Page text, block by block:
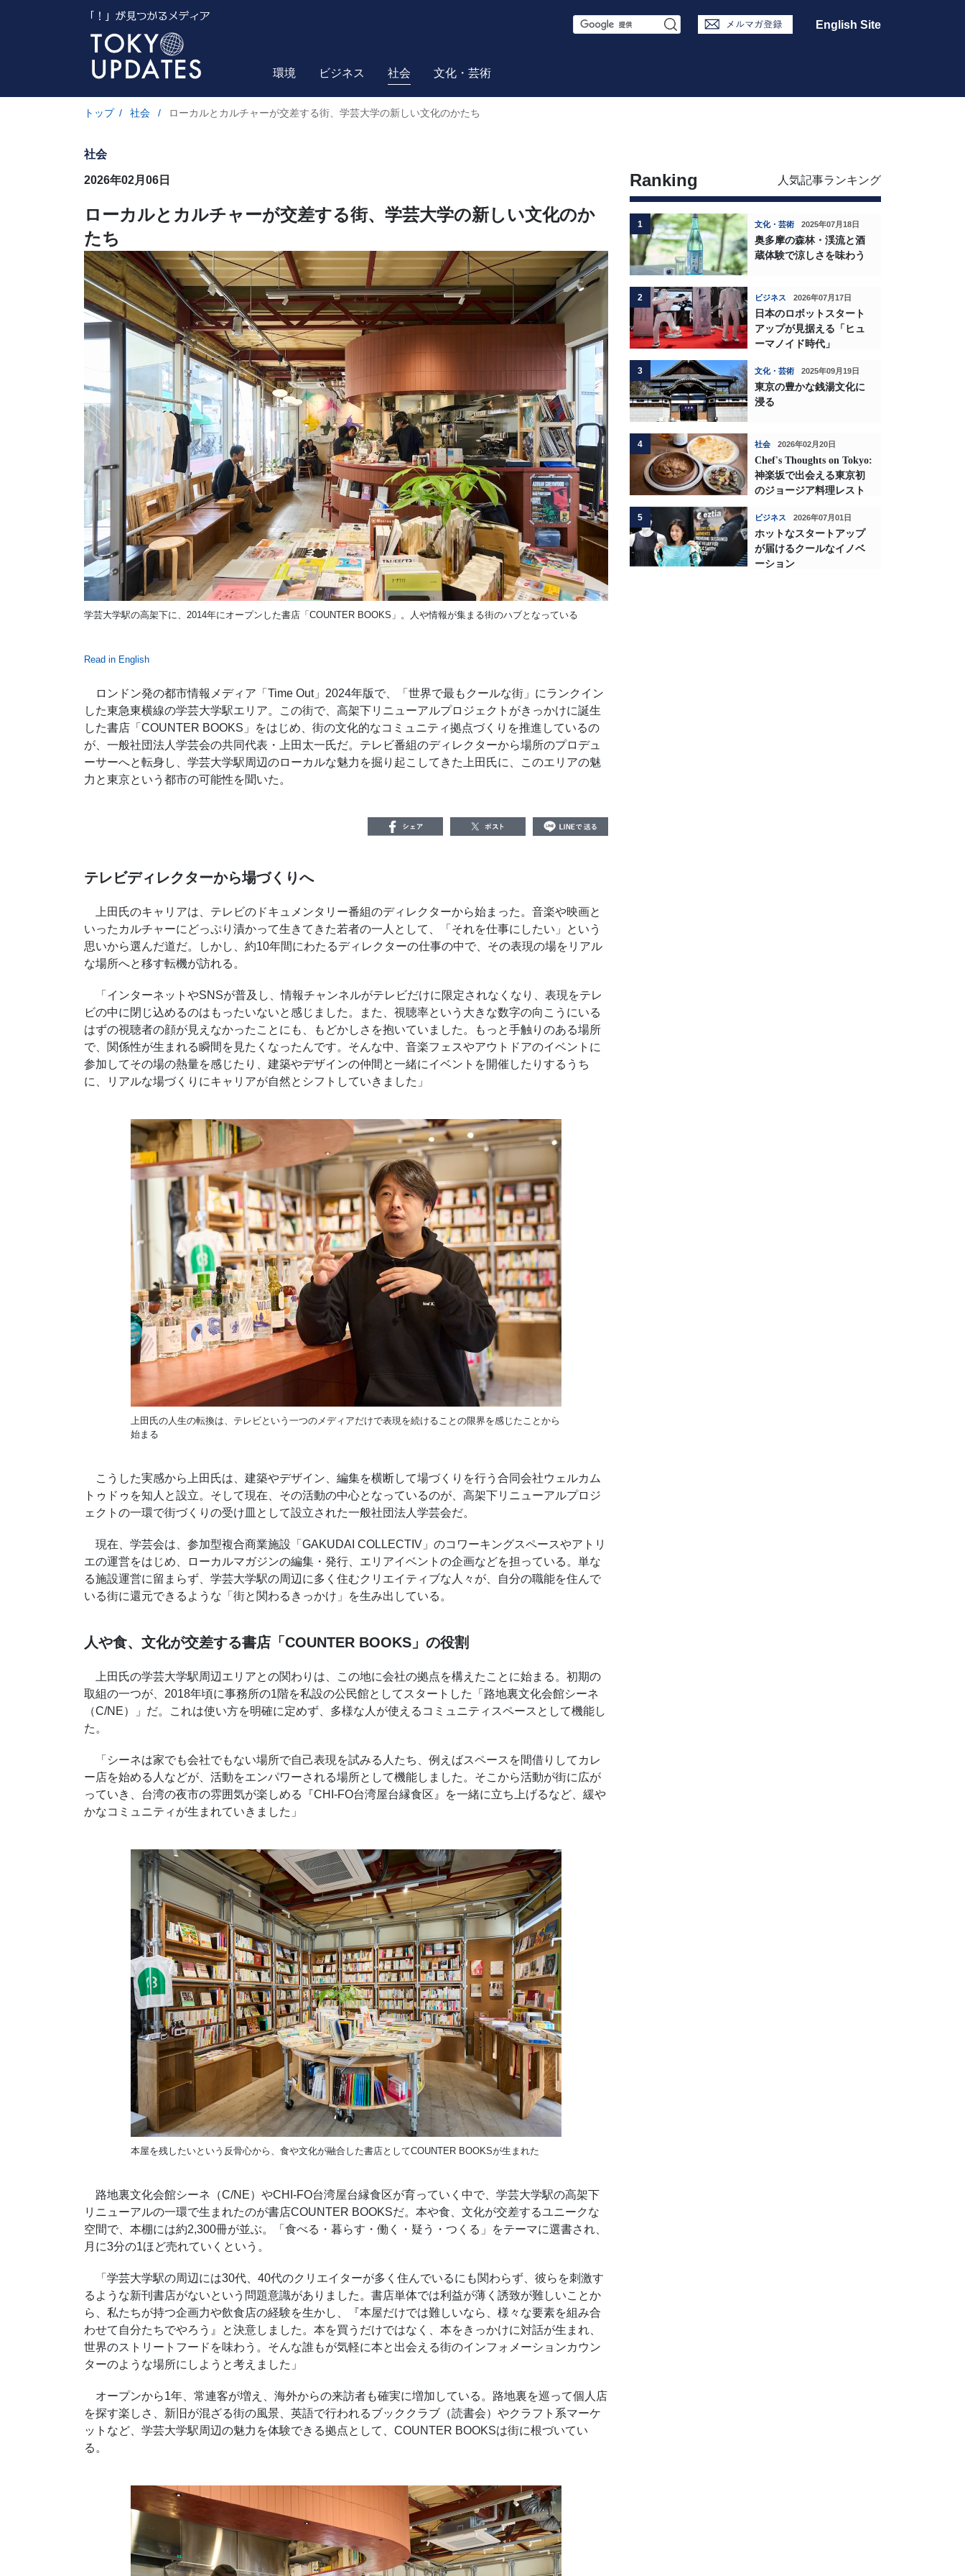
S
r
English Site
環境 ビジネス 社会 文化・芸術
トップ / 社会 / ローカルとカルチャーが交差する街、学芸大学の新しい文化のかたち
社会
2026年02月06日
ローカルとカルチャーが交差する街、学芸大学の新しい文化のか
たち
学芸大学駅の高架下に、2014年にオープンした書店「COUNTER BOOKS」。人や情報が集まる街のハブとなっている
Read in English
ロンドン発の都市情報メディア「Time Out」2024年版で、「世界で最もクールな街」にランクイン
した東急東横線の学芸大学駅エリア。この街で、高架下リニューアルプロジェクトがきっかけに誕生
した書店「COUNTER BOOKS」をはじめ、街の文化的なコミュニティ拠点づくりを推進しているの
が、一般社団法人学芸会の共同代表・上田太一氏だ。テレビ番組のディレクターから場所のプロデュ
ーサーへと転身し、学芸大学駅周辺のローカルな魅力を掘り起こしてきた上田氏に、このエリアの魅
力と東京という都市の可能性を聞いた。
テレビディレクターから場づくりへ
上田氏のキャリアは、テレビのドキュメンタリー番組のディレクターから始まった。音楽や映画と
いったカルチャーにどっぷり漬かって生きてきた若者の一人として、「それを仕事にしたい」という
思いから選んだ道だ。しかし、約10年間にわたるディレクターの仕事の中で、その表現の場をリアル
な場所へと移す転機が訪れる。
「インターネットやSNSが普及し、情報チャンネルがテレビだけに限定されなくなり、表現をテレ
ビの中に閉じ込めるのはもったいないと感じました。また、視聴率という大きな数字の向こうにいる
はずの視聴者の顔が見えなかったことにも、もどかしさを抱いていました。もっと手触りのある場所
で、関係性が生まれる瞬間を見たくなったんです。そんな中、音楽フェスやアウトドアのイベントに
参加してその場の熱量を感じたり、建築やデザインの仲間と一緒にイベントを開催したりするうち
に、リアルな場づくりにキャリアが自然とシフトしていきました」
上田氏の人生の転換は、テレビという一つのメディアだけで表現を続けることの限界を感じたことから
始まる
こうした実感から上田氏は、建築やデザイン、編集を横断して場づくりを行う合同会社ウェルカム
トゥドゥを知人と設立。そして現在、その活動の中心となっているのが、高架下リニューアルプロジ
ェクトの一環で街づくりの受け皿として設立された一般社団法人学芸会だ。
現在、学芸会は、参加型複合商業施設「GAKUDAI COLLECTIV」のコワーキングスペースやアトリ
エの運営をはじめ、ローカルマガジンの編集・発行、エリアイベントの企画などを担っている。単な
る施設運営に留まらず、学芸大学駅の周辺に多く住むクリエイティブな人々が、自分の職能を住んで
いる街に還元できるような「街と関わるきっかけ」を生み出している。
人や食、文化が交差する書店「COUNTER BOOKS」の役割
上田氏の学芸大学駅周辺エリアとの関わりは、この地に会社の拠点を構えたことに始まる。初期の
取組の一つが、2018年頃に事務所の1階を私設の公民館としてスタートした「路地裏文化会館シーネ
（C/NE）」だ。これは使い方を明確に定めず、多様な人が使えるコミュニティスペースとして機能し
た。
「シーネは家でも会社でもない場所で自己表現を試みる人たち、例えばスペースを間借りしてカレ
ー店を始める人などが、活動をエンパワーされる場所として機能しました。そこから活動が街に広が
っていき、台湾の夜市の雰囲気が楽しめる『CHI-FO台湾屋台縁食区』を一緒に立ち上げるなど、緩や
かなコミュニティが生まれていきました」
本屋を残したいという反骨心から、食や文化が融合した書店としてCOUNTER BOOKSが生まれた
路地裏文化会館シーネ（C/NE）やCHI-FO台湾屋台縁食区が育っていく中で、学芸大学駅の高架下
リニューアルの一環で生まれたのが書店COUNTER BOOKSだ。本や食、文化が交差するユニークな
空間で、本棚には約2,300冊が並ぶ。「食べる・暮らす・働く・疑う・つくる」をテーマに選書され、
月に3分の1ほど売れていくという。
「学芸大学駅の周辺には30代、40代のクリエイターが多く住んでいるにも関わらず、彼らを刺激す
るような新刊書店がないという問題意識がありました。書店単体では利益が薄く誘致が難しいことか
ら、私たちが持つ企画力や飲食店の経験を生かし、『本屋だけでは難しいなら、様々な要素を組み合
わせて自分たちでやろう』と決意しました。本を買うだけではなく、本をきっかけに対話が生まれ、
世界のストリートフードを味わう。そんな誰もが気軽に本と出会える街のインフォメーションカウン
ターのような場所にしようと考えました」
オープンから1年、常連客が増え、海外からの来訪者も確実に増加している。路地裏を巡って個人店
を探す楽しさ、新旧が混ざる街の風景、英語で行われるブッククラブ（読書会）やクラフト系マーケ
ットなど、学芸大学駅周辺の魅力を体験できる拠点として、COUNTER BOOKSは街に根づいてい
る。
Ranking 人気記事ランキング
1 文化・芸術 2025年07月18日
奥多摩の森林・渓流と酒
蔵体験で涼しさを味わう
2 ビジネス 2026年07月17日
日本のロボットスタート
アップが見据える「ヒュ
ーマノイド時代」
3 文化・芸術 2025年09月19日
東京の豊かな銭湯文化に
浸る
4 社会 2026年02月20日
Chef's Thoughts on Tokyo:
神楽坂で出会える東京初
のジョージア料理レスト
5 ビジネス 2026年07月01日
ホットなスタートアップ
が届けるクールなイノベ
ーション